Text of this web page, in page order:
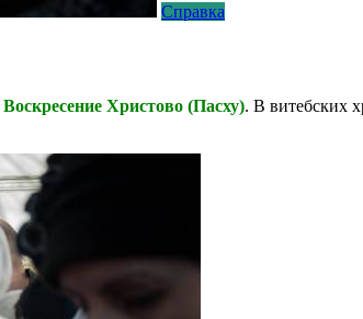
Справка
Воскресение Христово (Пасху). В витебских